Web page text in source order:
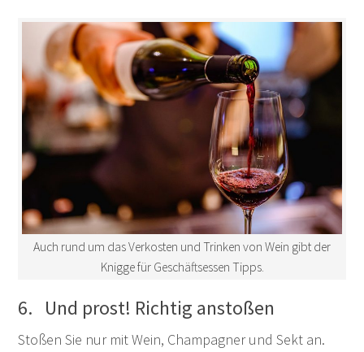
Auch rund um das Verkosten und Trinken von Wein gibt der
Knigge für Geschäftsessen Tipps.
6. Und prost! Richtig anstoßen
Stoßen Sie nur mit Wein, Champagner und Sekt an.